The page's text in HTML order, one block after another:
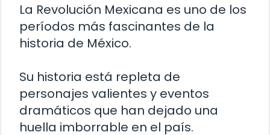
La Revolución Mexicana es uno de los
períodos más fascinantes de la
historia de México.
Su historia está repleta de
personajes valientes y eventos
dramáticos que han dejado una
huella imborrable en el país.